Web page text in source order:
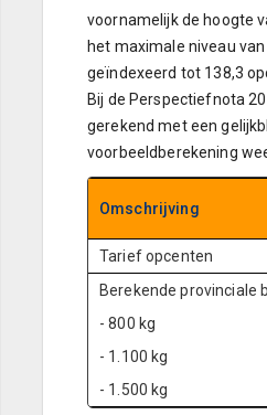
voornamelijk de hoogte
het maximale niveau
geïndexeerd tot 138,3
Bij de Perspectiefnota
gerekend met een
voorbeeldberekening
Omschrijving
Tarief opcenten
Berekende provinciale
- 800 kg
- 1.100 kg
- 1.500 kg